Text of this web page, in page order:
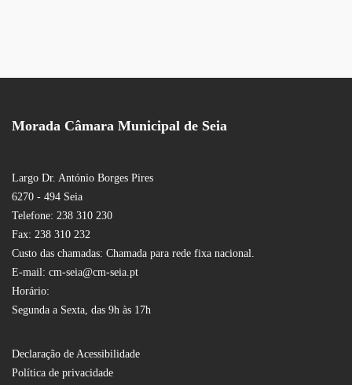
Morada Câmara Municipal de Seia
Largo Dr. António Borges Pires
6270 - 494 Seia
Telefone: 238 310 230
Fax: 238 310 232
Custo das chamadas: Chamada para rede fixa nacional.
E-mail: cm-seia@cm-seia.pt
Horário:
Segunda a Sexta, das 9h às 17h
Declaração de Acessibilidade
Política de privacidade